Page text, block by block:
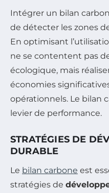
Intégrer un bilan
de détecter les zones
En optimisant
ne se contentent pas
écologique, mais
économies
opérationnels. Le bilan
levier de performance.
STRATÉGIES DE
DURABLE
Le bilan carbone est
stratégies de